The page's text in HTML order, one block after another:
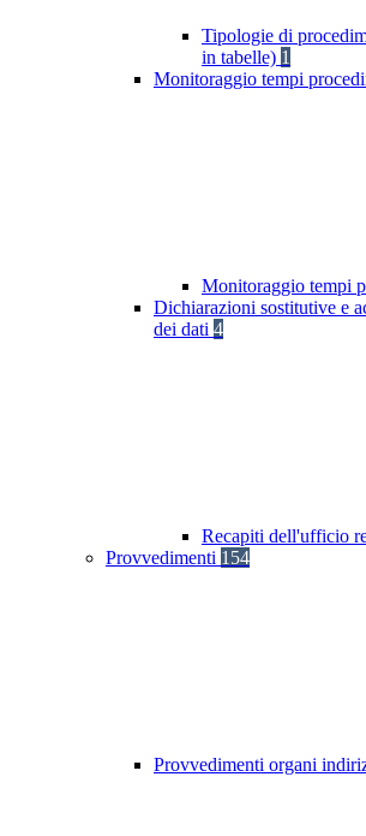
Tipologie di
in tabelle) 1
Monitoraggio tempi
Monitoraggio tempi
Dichiarazioni sostitutive e
dei dati 4
Recapiti dell'ufficio
Provvedimenti 154
Provvedimenti organi